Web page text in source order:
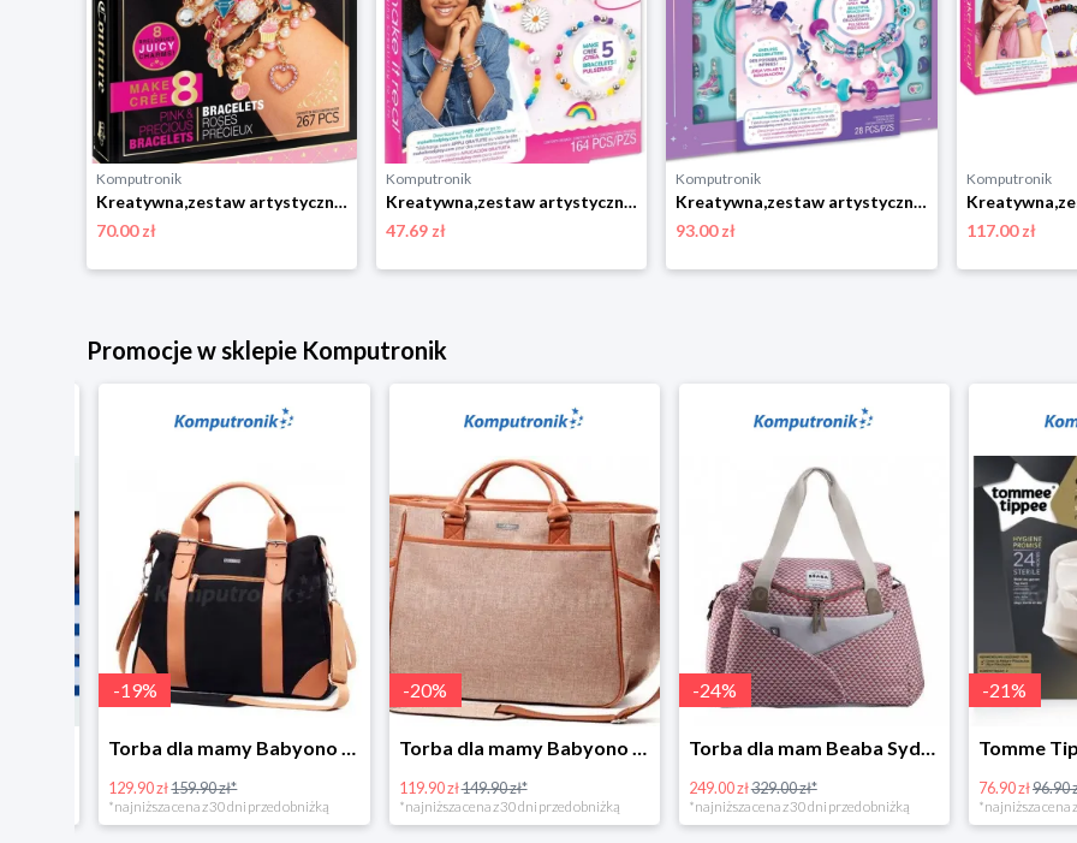
Komputronik
Kreatywna,zestaw artystyczny,zestaw do odgrywania ról Make it Real Juicy Mini Pink & Precious Zestaw do tworzenia bransoletek Make It Real
70.00 zł
Komputronik
Kreatywna,zestaw artystyczny,zestaw do odgrywania ról Make it Real Rainbow Treasur bransoletki Make It Real
47.69 zł
Komputronik
Kreatywna,zestaw artystyczny,zestaw do odgrywania ról Make it Real Halo Charms True Blue Zestaw do tworzenia bransoletek Make It Real
93.00 zł
Komputronik
117.00 zł
Promocje w sklepie Komputronik
19%
Torba dla mamy Babyono 1505/01 Comfort Icoinic 5/5
129.90 zł 159.90 zł*
*najniższa cena z 30 dni przed obniżką
20%
Torba dla mamy Babyono 1507/01 Comfort Chic w super cenie
119.90 zł149.90 zł*
*najniższa cena z 30 dni przed obniżką
24%
Torba dla mam Beaba Sydney Play Print marsala
249.00 zł 329.00 zł*
*najniższa cena z 30 dni przed obniżką
21%
76.90 zł 96.90 zł*
*najniższa cena z